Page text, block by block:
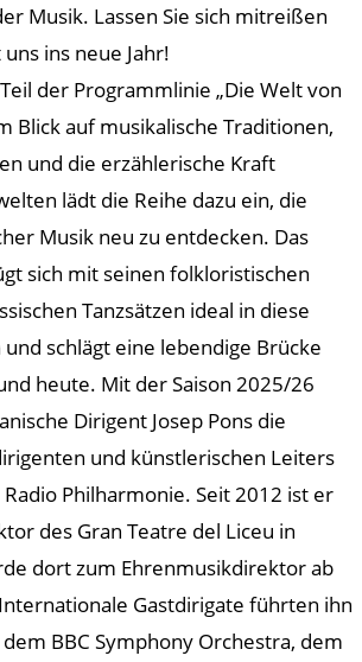
Musik. Lassen Sie sich mitreißen
ins neue Jahr!
der Programmlinie „Die Welt von
Blick auf musikalische Traditionen,
und die erzählerische Kraft
lädt die Reihe dazu ein, die
Musik neu zu entdecken. Das
sich mit seinen folkloristischen
Tanzsätzen ideal in diese
schlägt eine lebendige Brücke
heute. Mit der Saison 2025/26
Dirigent Josep Pons die
und künstlerischen Leiters
Philharmonie. Seit 2012 ist er
des Gran Teatre del Liceu in
dort zum Ehrenmusikdirektor ab
Gastdirigate führten ihn
BBC Symphony Orchestra, dem